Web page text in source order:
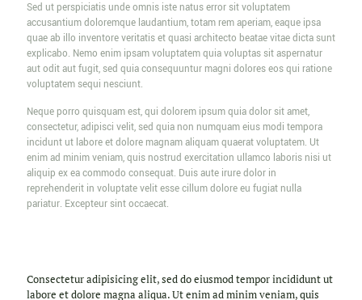
Sed ut perspiciatis unde omnis iste natus error sit voluptatem
accusantium doloremque laudantium, totam rem aperiam, eaque ipsa
quae ab illo inventore veritatis et quasi architecto beatae vitae dicta sunt
explicabo. Nemo enim ipsam voluptatem quia voluptas sit aspernatur
aut odit aut fugit, sed quia consequuntur magni dolores eos qui ratione
voluptatem sequi nesciunt.
Neque porro quisquam est, qui dolorem ipsum quia dolor sit amet,
consectetur, adipisci velit, sed quia non numquam eius modi tempora
incidunt ut labore et dolore magnam aliquam quaerat voluptatem. Ut
enim ad minim veniam, quis nostrud exercitation ullamco laboris nisi ut
aliquip ex ea commodo consequat. Duis aute irure dolor in
reprehenderit in voluptate velit esse cillum dolore eu fugiat nulla
pariatur. Excepteur sint occaecat.
Consectetur adipisicing elit, sed do eiusmod tempor incididunt ut
labore et dolore magna aliqua. Ut enim ad minim veniam, quis